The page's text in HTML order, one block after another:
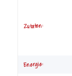
Zutaten:
Energie: